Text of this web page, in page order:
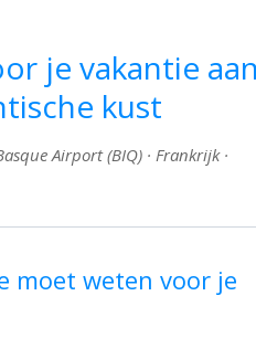
je vakantie
kust
Airport (BIQ) · Frankrijk ·
moet weten voor je